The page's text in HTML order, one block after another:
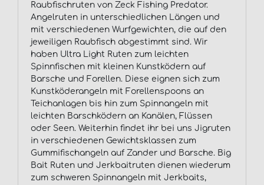
Raubfischruten von Zeck Fishing Predator.
Angelruten in unterschiedlichen Längen und
mit verschiedenen Wurfgewichten, die auf den
jeweiligen Raubfisch abgestimmt sind. Wir
haben Ultra Light Ruten zum leichten
Spinnfischen mit kleinen Kunstködern auf
Barsche und Forellen. Diese eignen sich zum
Kunstköderangeln mit Forellenspoons an
Teichanlagen bis hin zum Spinnangeln mit
leichten Barschködern an Kanälen, Flüssen
oder Seen. Weiterhin findet ihr bei uns Jigruten
in verschiedenen Gewichtsklassen zum
Gummifischangeln auf Zander und Barsche. Big
Bait Ruten und Jerkbaitruten dienen wiederum
zum schweren Spinnangeln mit Jerkbaits,